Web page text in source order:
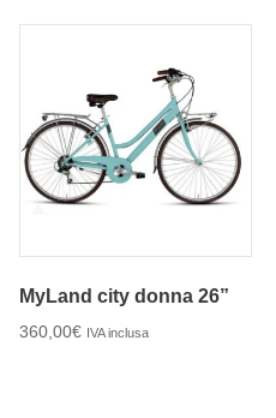
MyLand city donna 26”
360,00€ IVA inclusa